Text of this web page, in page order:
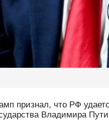
признал, что РФ
Владимира